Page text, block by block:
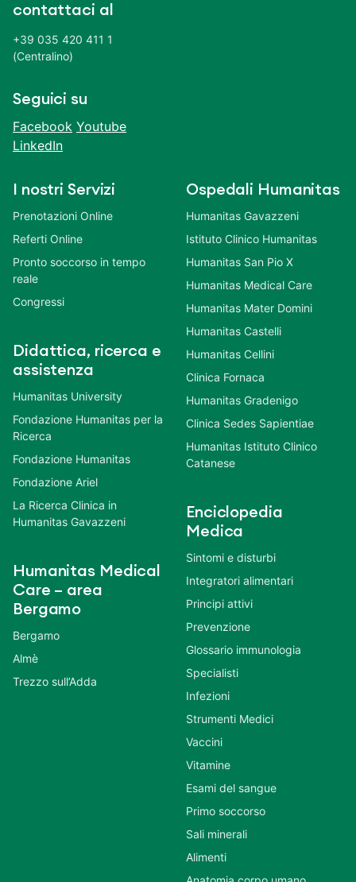
contattaci al
+39 035 420 411 1
(Centralino)
Seguici su
Facebook Youtube
LinkedIn
I nostri Servizi
Prenotazioni Online
Referti Online
Pronto soccorso in tempo
reale
Congressi
Didattica, ricerca e
assistenza
Humanitas University
Fondazione Humanitas per la
Ricerca
Fondazione Humanitas
Fondazione Ariel
La Ricerca Clinica in
Humanitas Gavazzeni
Humanitas Medical
Care – area
Bergamo
Bergamo
Almè
Trezzo sull’Adda
Ospedali Humanitas
Humanitas Gavazzeni
Istituto Clinico Humanitas
Humanitas San Pio X
Humanitas Medical Care
Humanitas Mater Domini
Humanitas Castelli
Humanitas Cellini
Clinica Fornaca
Humanitas Gradenigo
Clinica Sedes Sapientiae
Humanitas Istituto Clinico
Catanese
Enciclopedia
Medica
Sintomi e disturbi
Integratori alimentari
Principi attivi
Prevenzione
Glossario immunologia
Specialisti
Infezioni
Strumenti Medici
Vaccini
Vitamine
Esami del sangue
Primo soccorso
Sali minerali
Alimenti